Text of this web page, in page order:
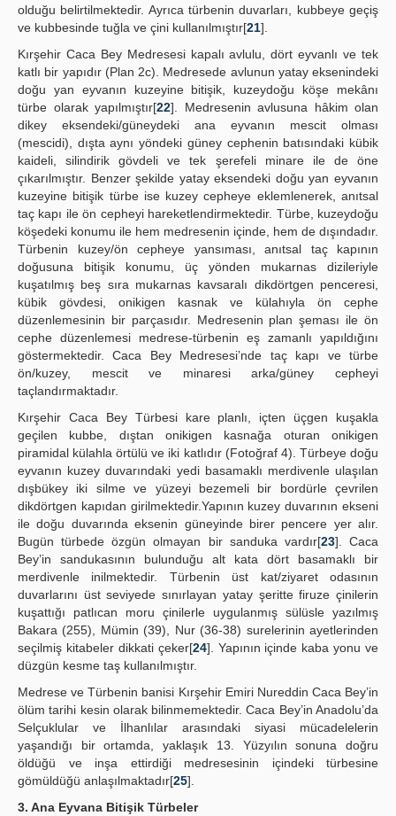
olduğu belirtilmektedir. Ayrıca türbenin duvarları, kubbeye geçiş
ve kubbesinde tuğla ve çini kullanılmıştır[21].
Kırşehir Caca Bey Medresesi kapalı avlulu, dört eyvanlı ve tek
katlı bir yapıdır (Plan 2c). Medresede avlunun yatay eksenindeki
doğu yan eyvanın kuzeyine bitişik, kuzeydoğu köşe mekânı
türbe olarak yapılmıştır[22]. Medresenin avlusuna hâkim olan
dikey eksendeki/güneydeki ana eyvanın mescit olması
(mescidi), dışta aynı yöndeki güney cephenin batısındaki kübik
kaideli, silindirik gövdeli ve tek şerefeli minare ile de öne
çıkarılmıştır. Benzer şekilde yatay eksendeki doğu yan eyvanın
kuzeyine bitişik türbe ise kuzey cepheye eklemlenerek, anıtsal
taç kapı ile ön cepheyi hareketlendirmektedir. Türbe, kuzeydoğu
köşedeki konumu ile hem medresenin içinde, hem de dışındadır.
Türbenin kuzey/ön cepheye yansıması, anıtsal taç kapının
doğusuna bitişik konumu, üç yönden mukarnas dizileriyle
kuşatılmış beş sıra mukarnas kavsaralı dikdörtgen penceresi,
kübik gövdesi, onikigen kasnak ve külahıyla ön cephe
düzenlemesinin bir parçasıdır. Medresenin plan şeması ile ön
cephe düzenlemesi medrese-türbenin eş zamanlı yapıldığını
göstermektedir. Caca Bey Medresesi’nde taç kapı ve türbe
ön/kuzey, mescit ve minaresi arka/güney cepheyi
taçlandırmaktadır.
Kırşehir Caca Bey Türbesi kare planlı, içten üçgen kuşakla
geçilen kubbe, dıştan onikigen kasnağa oturan onikigen
piramidal külahla örtülü ve iki katlıdır (Fotoğraf 4). Türbeye doğu
eyvanın kuzey duvarındaki yedi basamaklı merdivenle ulaşılan
dışbükey iki silme ve yüzeyi bezemeli bir bordürle çevrilen
dikdörtgen kapıdan girilmektedir.Yapının kuzey duvarının ekseni
ile doğu duvarında eksenin güneyinde birer pencere yer alır.
Bugün türbede özgün olmayan bir sanduka vardır[23]. Caca
Bey’in sandukasının bulunduğu alt kata dört basamaklı bir
merdivenle inilmektedir. Türbenin üst kat/ziyaret odasının
duvarlarını üst seviyede sınırlayan yatay şeritte firuze çinilerin
kuşattığı patlıcan moru çinilerle uygulanmış sülüsle yazılmış
Bakara (255), Mümin (39), Nur (36-38) surelerinin ayetlerinden
seçilmiş kitabeler dikkati çeker[24]. Yapının içinde kaba yonu ve
düzgün kesme taş kullanılmıştır.
Medrese ve Türbenin banisi Kırşehir Emiri Nureddin Caca Bey’in
ölüm tarihi kesin olarak bilinmemektedir. Caca Bey’in Anadolu’da
Selçuklular ve İlhanlılar arasındaki siyasi mücadelelerin
yaşandığı bir ortamda, yaklaşık 13. Yüzyılın sonuna doğru
öldüğü ve inşa ettirdiği medresesinin içindeki türbesine
gömüldüğü anlaşılmaktadır[25].
3. Ana Eyvana Bitişik Türbeler